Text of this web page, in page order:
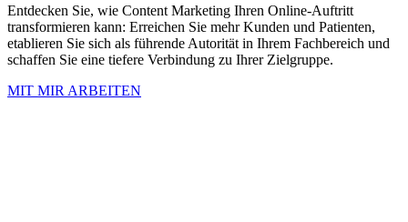
Entdecken Sie, wie Content Marketing Ihren Online-Auftritt
transformieren kann: Erreichen Sie mehr Kunden und Patienten,
etablieren Sie sich als führende Autorität in Ihrem Fachbereich und
schaffen Sie eine tiefere Verbindung zu Ihrer Zielgruppe.
MIT MIR ARBEITEN